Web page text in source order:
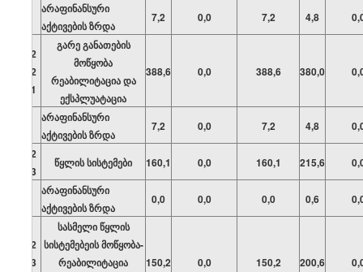
არაფინანსური
აქტივების ზრდა
7,2 0,0 7,2 4,8
02
02
01
გარე განათების
მოწყობა
რეაბილიტაცია და
ექსპლუატაცია
388,6 0,0 388,6 380,0
არაფინანსური
აქტივების ზრდა
7,2 0,0 7,2 4,8
02
03
წყლის სისტემები 160,1 0,0 160,1 215,6
არაფინანსური
აქტივების ზრდა
0,0 0,0 0,0 0,6
02
03
სასმელი წყლის
სისტემებეის მოწყობა-
რეაბილიტაცია
150,2 0,0 150,2 200,6